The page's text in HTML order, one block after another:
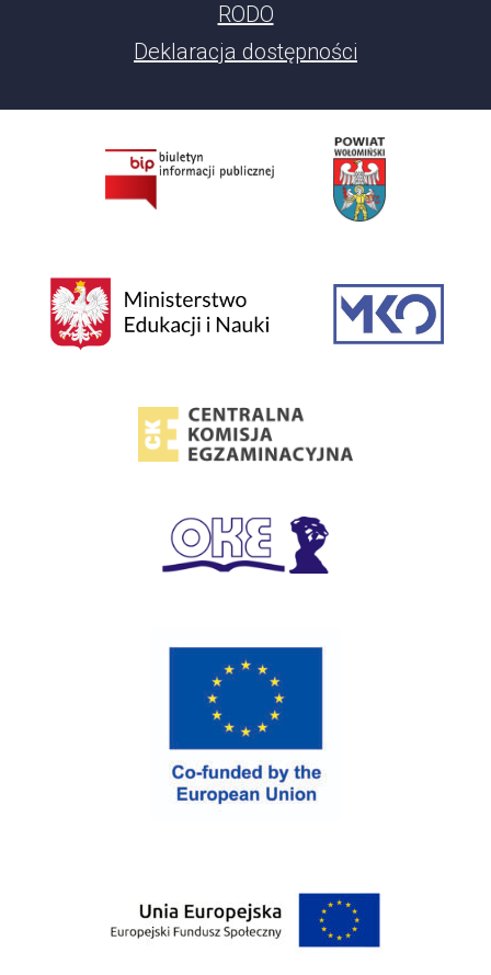
RODO
Deklaracja dostępności